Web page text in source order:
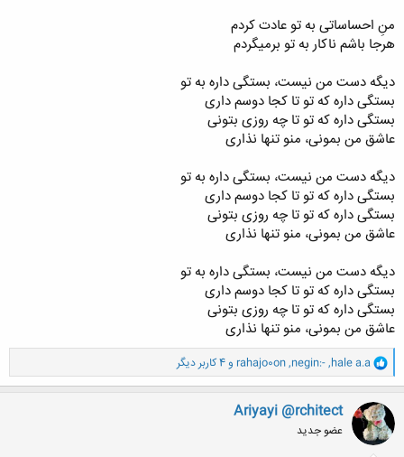
منِ احساساتی به تو عادت کردم
هرجا باشم ناکار به تو برمیگردم
دیگه دست من نیست، بستگی داره به تو
بستگی داره که تو تا کجا دوسم داری
بستگی داره که تو تا چه روزی بتونی
عاشق من بمونی، منو تنها نذاری
دیگه دست من نیست، بستگی داره به تو
بستگی داره که تو تا کجا دوسم داری
بستگی داره که تو تا چه روزی بتونی
عاشق من بمونی، منو تنها نذاری
دیگه دست من نیست، بستگی داره به تو
بستگی داره که تو تا کجا دوسم داری
بستگی داره که تو تا چه روزی بتونی
عاشق من بمونی، منو تنها نذاری
و
ا
ک
ن
ش
ه
ا
hale a.a
,
negin:-
,
rahajo0on و 4 کاربر دیگر
Ariyayi @rchitect
عضو جدید